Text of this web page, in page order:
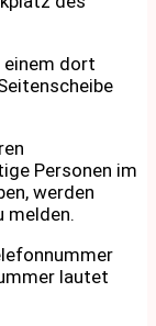
einem dort
Personen im
werden
melden.
lautet